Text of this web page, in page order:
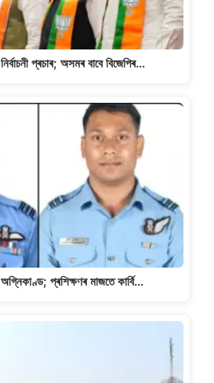
প্ৰচাৰ; অসমৰ বাবে বিজেপিৰ…
প্ৰশিক্ষণৰ মাজতে কাৰ্বি…